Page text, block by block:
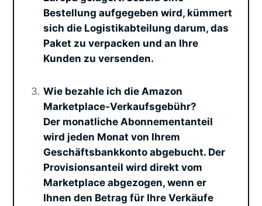
Bestellung aufgegeben wird, kümmert
sich die Logistikabteilung darum, das
Paket zu verpacken und an Ihre
Kunden zu versenden.
Wie bezahle ich die Amazon
Marketplace-Verkaufsgebühr?
Der monatliche Abonnementanteil
wird jeden Monat von Ihrem
Geschäftsbankkonto abgebucht. Der
Provisionsanteil wird direkt vom
Marketplace abgezogen, wenn er
Ihnen den Betrag für Ihre Verkäufe